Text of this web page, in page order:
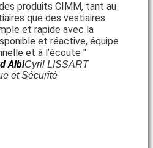
produits CIMM, tant au
que des vestiaires
et rapide avec la
et réactive, équipe
et à l’écoute "
AlbiCyril LISSART
et Sécurité